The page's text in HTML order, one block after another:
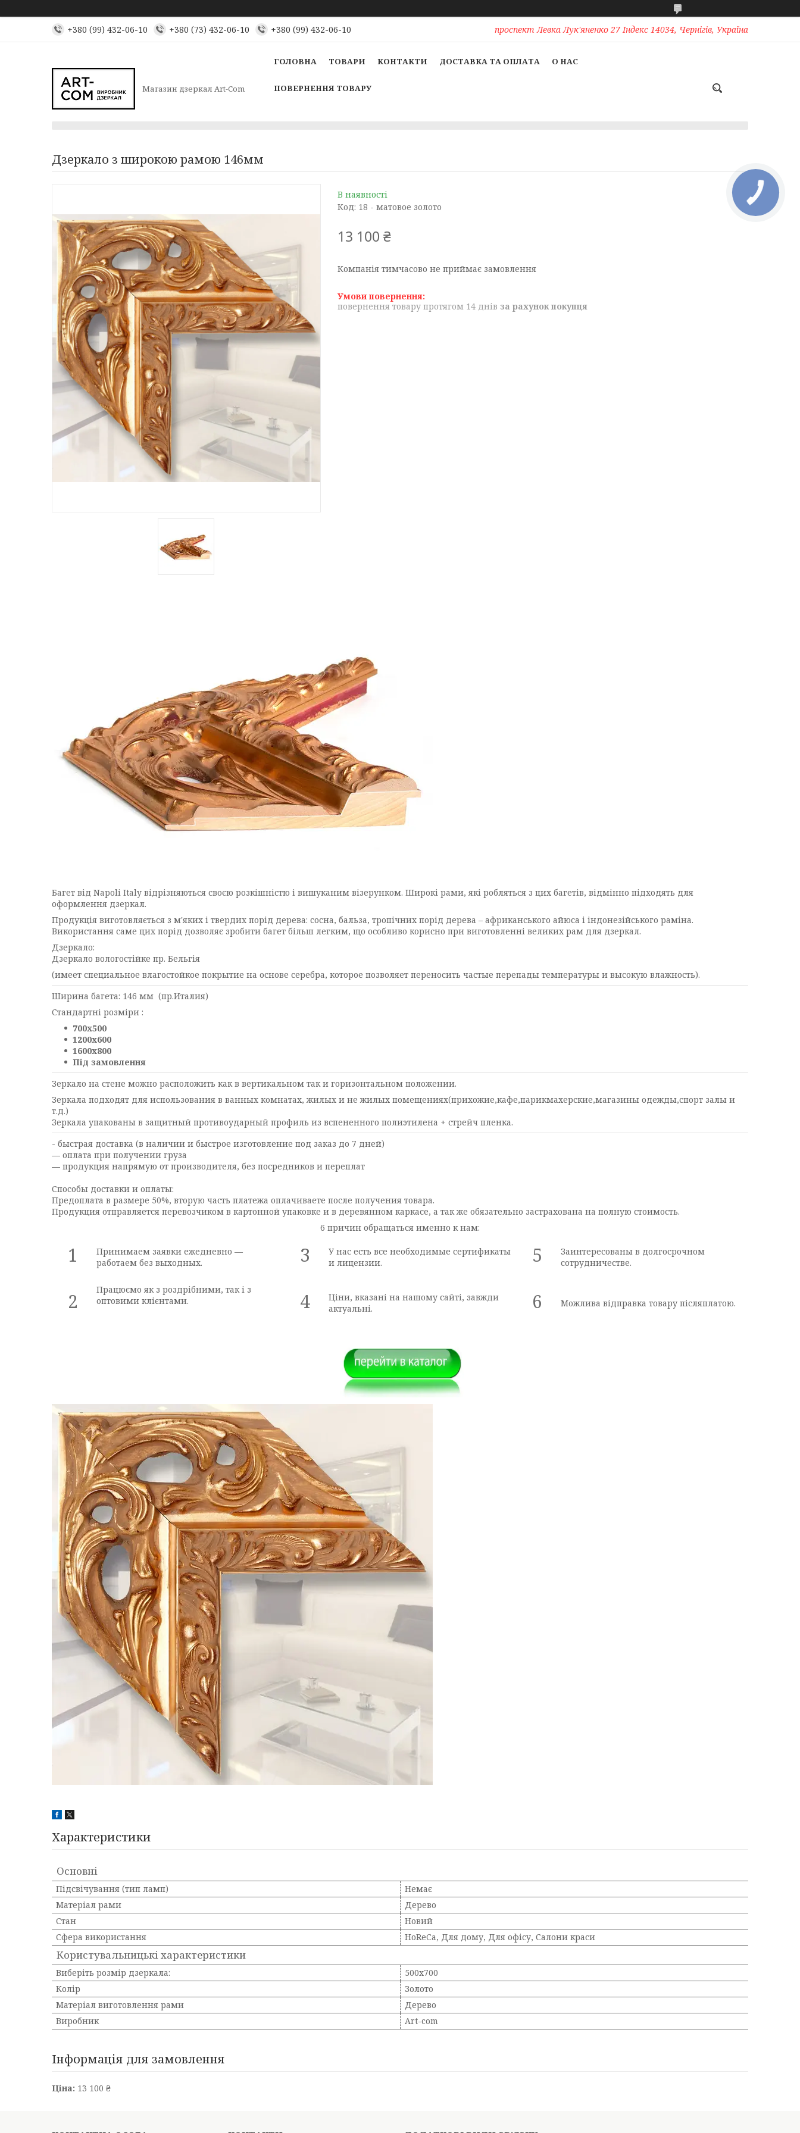
+380 (99) 432-06-10 +380 (73) 432-06-10 +380 (99) 432-06-10 проспект Левка Лук'яненко 27 Індекс 14034, Чернігів, Україна
Магазин дзеркал Art-Com
ГОЛОВНА ТОВАРИ КОНТАКТИ ДОСТАВКА ТА ОПЛАТА О НАС
ПОВЕРНЕННЯ ТОВАРУ
Дзеркало з широкою рамою 146мм
В наявності
Код: 18 - матовое золото
13 100 ₴
Компанія тимчасово не приймає замовлення
повернення товару протягом 14 днів за рахунок покупця
Багет від Napoli Italy відрізняються своєю розкішністю і вишуканим візерунком. Широкі рами, які робляться з цих багетів, відмінно підходять для
оформлення дзеркал.
Продукція виготовляється з м'яких і твердих порід дерева: сосна, бальза, тропічних порід дерева – африканського айюса і індонезійського раміна.
Використання саме цих порід дозволяє зробити багет більш легким, що особливо корисно при виготовленні великих рам для дзеркал.
Дзеркало:
Дзеркало вологостійке пр. Бельгія
(имеет специальное влагостойкое покрытие на основе серебра, которое позволяет переносить частые перепады температуры и высокую влажность).
Ширина багета: 146 мм (пр.Италия)
Стандартні розміри :
700х500
1200х600
1600х800
Під замовлення
Зеркало на стене можно расположить как в вертикальном так и горизонтальном положении.
Зеркала подходят для использования в ванных комнатах, жилых и не жилых помещениях(прихожие,кафе,парикмахерские,магазины одежды,спорт залы и
т.д.)
Зеркала упакованы в защитный противоударный профиль из вспененного полиэтилена + стрейч пленка.
- быстрая доставка (в наличии и быстрое изготовление под заказ до 7 дней)
― оплата при получении груза
― продукция напрямую от производителя, без посредников и переплат
Способы доставки и оплаты:
Предоплата в размере 50%, вторую часть платежа оплачиваете после получения товара.
Продукция отправляется перевозчиком в картонной упаковке и в деревянном каркасе, а так же обязательно застрахована на полную стоимость.
6 причин обращаться именно к нам:
1
Принимаем заявки ежедневно —
работаем без выходных.
3
У нас есть все необходимые сертификаты
и лицензии.
5
Заинтересованы в долгосрочном
сотрудничестве.
2
Працюємо як з роздрібними, так і з
оптовими клієнтами.
4
Ціни, вказані на нашому сайті, завжди
актуальні.
6 Можлива відправка товару післяплатою.
Характеристики
Основні
Підсвічування (тип ламп)
Немає
Матеріал рами
Дерево
Стан
Новий
Сфера використання
HoReCa, Для дому, Для офісу, Салони краси
Користувальницькі характеристики
Виберіть розмір дзеркала:
500х700
Колір
Золото
Матеріал виготовлення рами
Дерево
Виробник
Art-com
Інформація для замовлення
Ціна: 13 100 ₴